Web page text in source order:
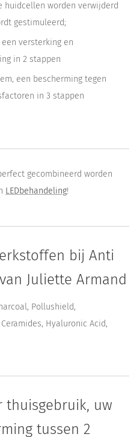
huidcellen worden verwijderd
gestimuleerd;
versterking en
in 2 stappen
een bescherming tegen
in 3 stappen
gecombineerd worden
LEDbehandeling!
bij Anti
Juliette Armand
Pollushield,
Hyaluronic Acid,
uw
tussen 2